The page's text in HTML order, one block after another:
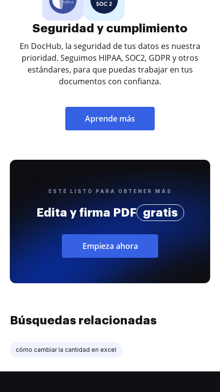
Seguridad y cumplimiento
En DocHub, la seguridad de tus datos es nuestra
prioridad. Seguimos HIPAA, SOC2, GDPR y otros
estándares, para que puedas trabajar en tus
documentos con confianza.
Aprende más
ESTÉ LISTO PARA OBTENER MÁS
Edita y firma PDF gratis
Empieza ahora
Búsquedas relacionadas
cómo cambiar la cantidad en excel